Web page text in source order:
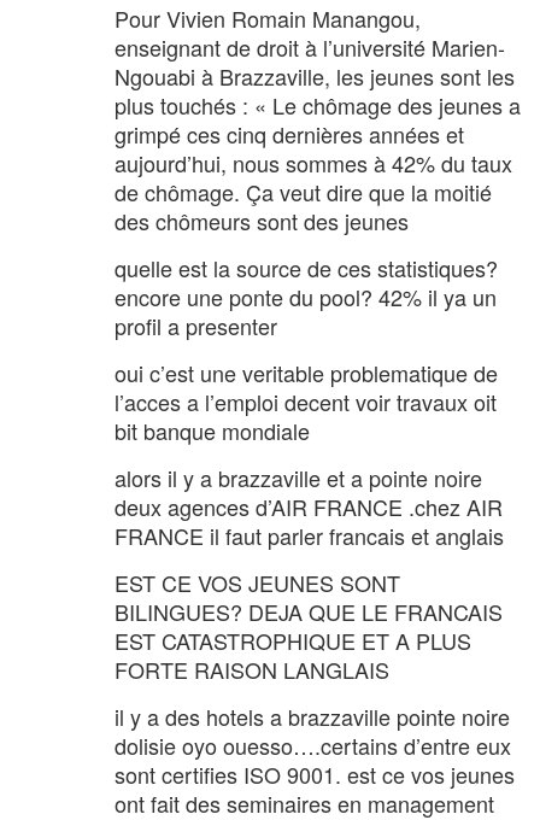
Pour Vivien Romain Manangou,
enseignant de droit à l’université Marien-
Ngouabi à Brazzaville, les jeunes sont les
plus touchés : « Le chômage des jeunes a
grimpé ces cinq dernières années et
aujourd’hui, nous sommes à 42% du taux
de chômage. Ça veut dire que la moitié
des chômeurs sont des jeunes
quelle est la source de ces statistiques?
encore une ponte du pool? 42% il ya un
profil a presenter
oui c’est une veritable problematique de
l’acces a l’emploi decent voir travaux oit
bit banque mondiale
alors il y a brazzaville et a pointe noire
deux agences d’AIR FRANCE .chez AIR
FRANCE il faut parler francais et anglais
EST CE VOS JEUNES SONT
BILINGUES? DEJA QUE LE FRANCAIS
EST CATASTROPHIQUE ET A PLUS
FORTE RAISON LANGLAIS
il y a des hotels a brazzaville pointe noire
dolisie oyo ouesso….certains d’entre eux
sont certifies ISO 9001. est ce vos jeunes
ont fait des seminaires en management